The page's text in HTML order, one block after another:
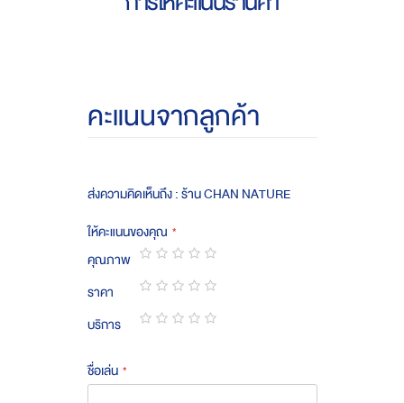
คะแนนจากลูกค้า
ส่งความคิดเห็นถึง : ร้าน CHAN NATURE
ให้คะแนนของคุณ
คุณภาพ
1
star
2
stars
3
stars
4
stars
5
stars
ราคา
1
star
2
stars
3
stars
4
stars
5
stars
บริการ
ชื่อเล่น